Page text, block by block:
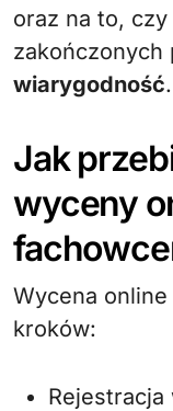
oraz na to,
wiarygodność.
Jak
wyceny
Wycena
kroków:
Rejestracja